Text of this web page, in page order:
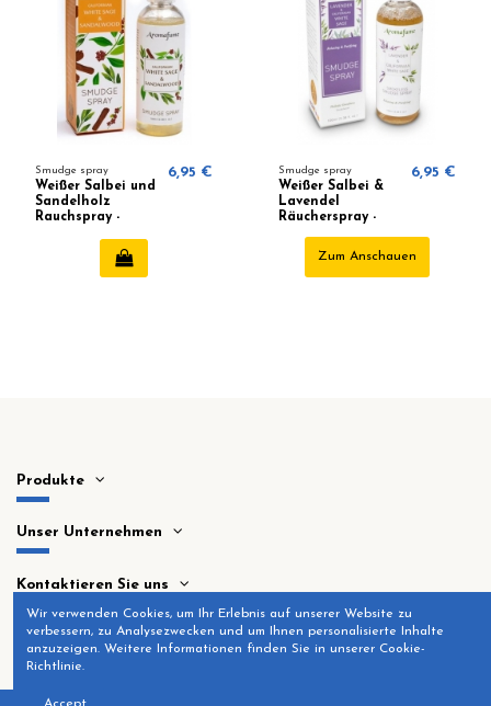
Smudge spray
Weißer Salbei und
Sandelholz
Rauchspray -
6,95 € Smudge spray
Weißer Salbei &
Lavendel
Räucherspray -
6,95 €
Zum Anschauen
Produkte
Unser Unternehmen
Kontaktieren Sie uns
Wir verwenden Cookies, um Ihr Erlebnis auf unserer Website zu
verbessern, zu Analysezwecken und um Ihnen personalisierte Inhalte
anzuzeigen. Weitere Informationen finden Sie in unserer Cookie-
Richtlinie.